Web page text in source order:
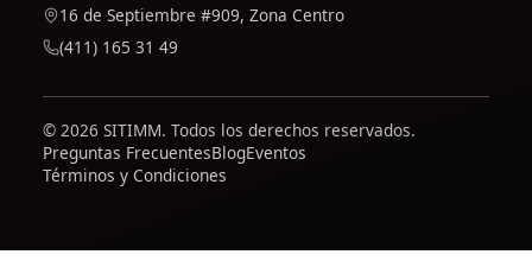
16 de Septiembre #909, Zona Centro
(411) 165 31 49
© 2026 SITIMM. Todos los derechos reservados.
Preguntas FrecuentesBlogEventos
Términos y Condiciones